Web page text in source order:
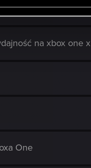
3
na xbox one x
One